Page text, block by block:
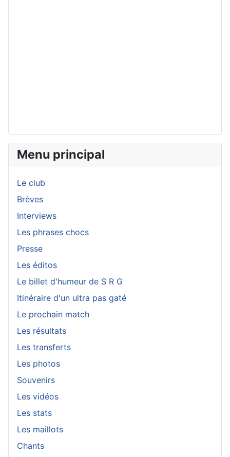
Menu principal
Le club
Brèves
Interviews
Les phrases chocs
Presse
Les éditos
Le billet d'humeur de S R G
Itinéraire d'un ultra pas gaté
Le prochain match
Les résultats
Les transferts
Les photos
Souvenirs
Les vidéos
Les stats
Les maillots
Chants